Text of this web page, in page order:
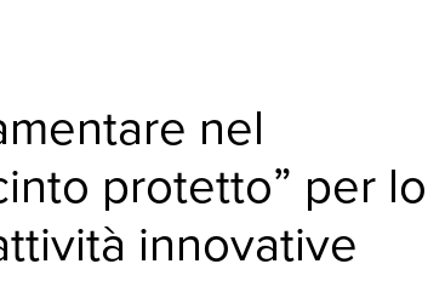
nel
protetto” per lo
innovative